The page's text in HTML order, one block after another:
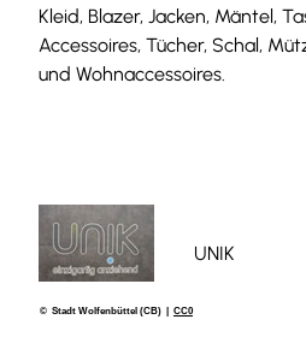
Kleid, Blazer, Jacken, Mäntel,
Accessoires, Tücher, Schal,
und Wohnaccessoires.
© Stadt Wolfenbüttel (CB) | CC0
UNIK